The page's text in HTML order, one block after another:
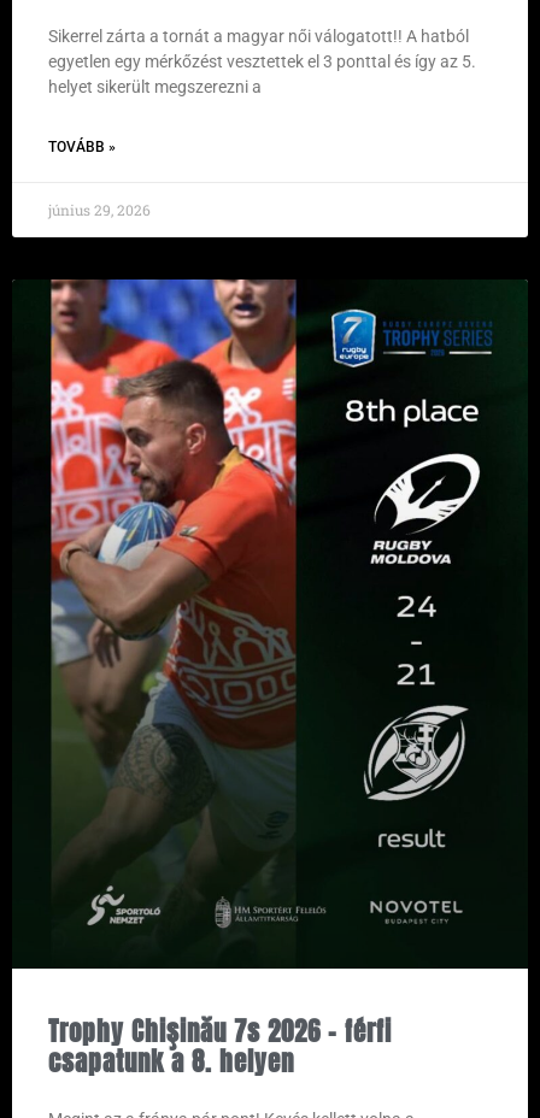
Sikerrel zárta a tornát a magyar női válogatott!! A hatból
egyetlen egy mérkőzést vesztettek el 3 ponttal és így az 5.
helyet sikerült megszerezni a
TOVÁBB »
június 29, 2026
Trophy Chişinău 7s 2026 – férfi
csapatunk a 8. helyen